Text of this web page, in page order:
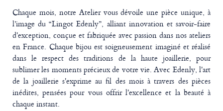
Chaque mois, notre Atelier vous dévoile une pièce unique, à
l’image du “Lingot Edenly”, alliant innovation et savoir-faire
d'exception, conçue et fabriquée avec passion dans nos ateliers
en France. Chaque bijou est soigneusement imaginé et réalisé
dans le respect des traditions de la haute joaillerie, pour
sublimer les moments précieux de votre vie. Avec Edenly, l'art
de la joaillerie s'exprime au fil des mois à travers des pièces
inédites, pensées pour vous offrir l'excellence et la beauté à
chaque instant.